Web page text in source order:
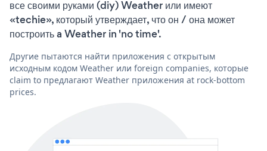
все своими руками (diy) Weather или имеют
«techie», который утверждает, что он / она может
построить a Weather in 'no time'.
Другие пытаются найти приложения с открытым
исходным кодом Weather или foreign companies, которые
claim to предлагают Weather приложения at rock-bottom
prices.